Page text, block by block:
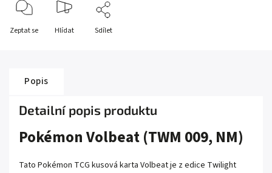
Zeptat se Hlídat Sdílet
Popis
Detailní popis produktu
Pokémon Volbeat (TWM 009, NM)
Tato Pokémon TCG kusová karta Volbeat je z edice Twilight